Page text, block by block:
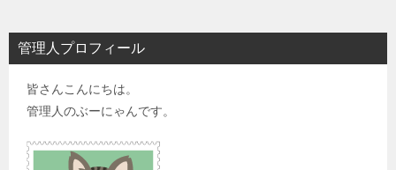
管理人プロフィール
皆さんこんにちは。
管理人のぶーにゃんです。